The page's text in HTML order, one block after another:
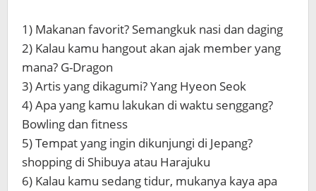
1) Makanan favorit? Semangkuk nasi dan daging
2) Kalau kamu hangout akan ajak member yang
mana? G-Dragon
3) Artis yang dikagumi? Yang Hyeon Seok
4) Apa yang kamu lakukan di waktu senggang?
Bowling dan fitness
5) Tempat yang ingin dikunjungi di Jepang?
shopping di Shibuya atau Harajuku
6) Kalau kamu sedang tidur, mukanya kaya apa